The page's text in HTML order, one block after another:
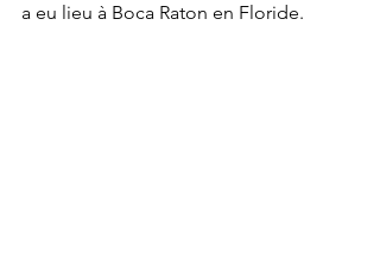
a eu lieu à Boca Raton en Floride.